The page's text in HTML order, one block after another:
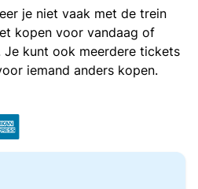
je niet vaak met de trein
kopen voor vandaag of
Je kunt ook meerdere tickets
iemand anders kopen.